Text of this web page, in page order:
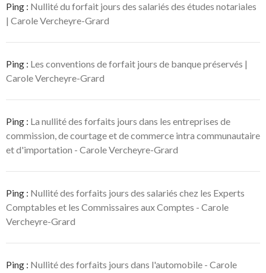
Ping : Nullité du forfait jours des salariés des études notariales
| Carole Vercheyre-Grard
Ping : Les conventions de forfait jours de banque préservés |
Carole Vercheyre-Grard
Ping : La nullité des forfaits jours dans les entreprises de
commission, de courtage et de commerce intra communautaire
et d'importation - Carole Vercheyre-Grard
Ping : Nullité des forfaits jours des salariés chez les Experts
Comptables et les Commissaires aux Comptes - Carole
Vercheyre-Grard
Ping : Nullité des forfaits jours dans l'automobile - Carole